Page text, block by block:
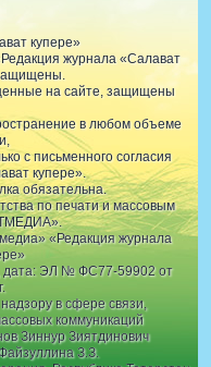
купере»
журнала «Салават
на сайте, защищены
в любом объеме
с письменного согласия
купере».
обязательна.
по печати и массовым
«Редакция журнала
дата: ЭЛ № ФС77-59902 от
в сфере связи,
коммуникаций
Зиннур Зиятдинович
З.З.